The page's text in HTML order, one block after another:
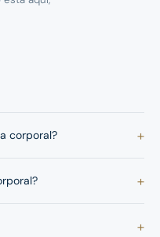
corporal? +
+
+